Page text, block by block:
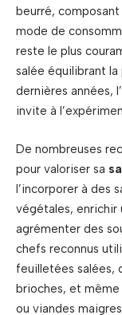
beurré,
mode de
reste le plus
salée équilibrant la
dernières années,
invite à
De nombreuses
pour valoriser sa
l’incorporer à des
végétales, enrichir
agrémenter des
chefs reconnus
feuilletées salées,
brioches, et
ou viandes